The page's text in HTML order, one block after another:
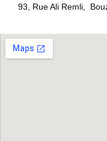
93, Rue Ali Remli,